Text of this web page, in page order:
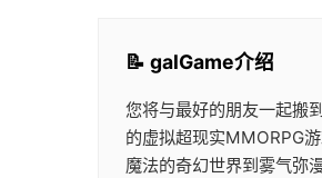
📝 galGame介绍
您将与最好的朋友一起搬
的虚拟超现实MMORPG
魔法的奇幻世界到雾气弥